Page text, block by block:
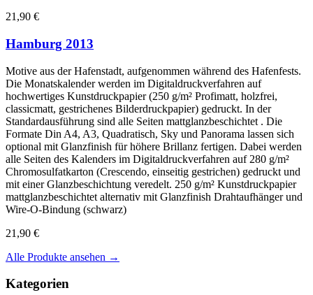
21,90 €
Hamburg 2013
Motive aus der Hafenstadt, aufgenommen während des Hafenfests.
Die Monatskalender werden im Digitaldruckverfahren auf
hochwertiges Kunstdruckpapier (250 g/m² Profimatt, holzfrei,
classicmatt, gestrichenes Bilderdruckpapier) gedruckt. In der
Standardausführung sind alle Seiten mattglanzbeschichtet . Die
Formate Din A4, A3, Quadratisch, Sky und Panorama lassen sich
optional mit Glanzfinish für höhere Brillanz fertigen. Dabei werden
alle Seiten des Kalenders im Digitaldruckverfahren auf 280 g/m²
Chromosulfatkarton (Crescendo, einseitig gestrichen) gedruckt und
mit einer Glanzbeschichtung veredelt. 250 g/m² Kunstdruckpapier
mattglanzbeschichtet alternativ mit Glanzfinish Drahtaufhänger und
Wire-O-Bindung (schwarz)
21,90 €
Alle Produkte ansehen →
Kategorien